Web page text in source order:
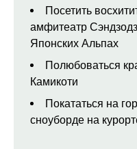
Посетить
амфитеатр
Японских Альпах
Полюбоваться
Камикоти
Покататься на
сноуборде на